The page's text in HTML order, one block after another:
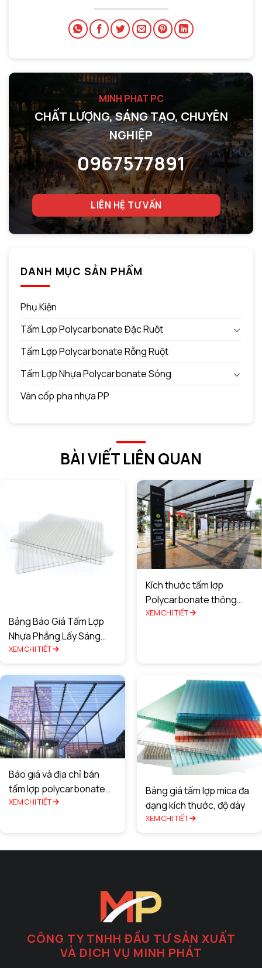
MINH PHAT PC
CHẤT LƯỢNG, SÁNG TẠO, CHUYÊN
NGHIỆP
0967577891
LIÊN HỆ TƯ VẤN
DANH MỤC SẢN PHẨM
Phụ Kiện
Tấm Lợp Polycarbonate Đặc Ruột
Tấm Lợp Polycarbonate Rỗng Ruột
Tấm Lợp Nhựa Polycarbonate Sóng
Ván cốp pha nhựa PP
BÀI VIẾT LIÊN QUAN
Bảng Báo Giá Tấm Lợp
Nhựa Phẳng Lấy Sáng
Chất Lượng Tốt Nhất
XEM CHI TIẾT
Kích thước tấm lợp
Polycarbonate thông
minh là bao nhiêu?
XEM CHI TIẾT
Báo giá và địa chỉ bán
tấm lợp polycarbonate
tại Hà Nội 2025
XEM CHI TIẾT
Bảng giá tấm lợp mica đa
dạng kích thước, độ dày
XEM CHI TIẾT
CÔNG TY TNHH ĐẦU TƯ SẢN XUẤT
VÀ DỊCH VỤ MINH PHÁT